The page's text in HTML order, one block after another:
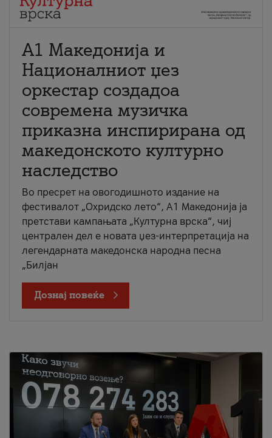
А1 Македонија и
Националниот џез
оркестар создадоа
современа музичка
приказна инспирирана од
македонското културно
наследство
Во пресрет на овогодишното издание на
фестивалот „Охридско лето“, А1 Македонија ја
претстави кампањата „Културна врска“, чиј
централен дел е новата џез-интерпретација на
легендарната македонска народна песна
„Билјан
Дознај повеќе